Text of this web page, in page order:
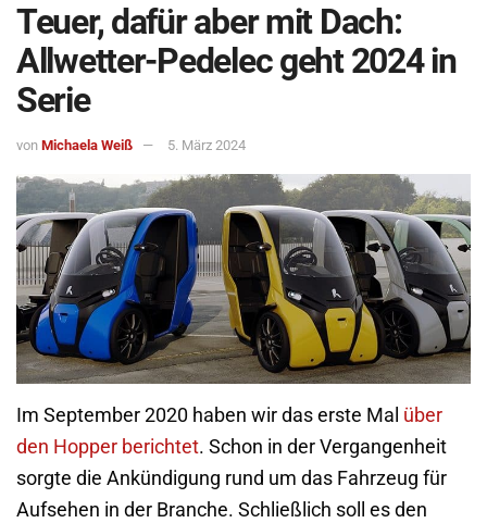
Teuer, dafür aber mit Dach:
Allwetter-Pedelec geht 2024 in
Serie
von Michaela Weiß 5. März 2024
Im September 2020 haben wir das erste Mal über
den Hopper berichtet. Schon in der Vergangenheit
sorgte die Ankündigung rund um das Fahrzeug für
Aufsehen in der Branche. Schließlich soll es den